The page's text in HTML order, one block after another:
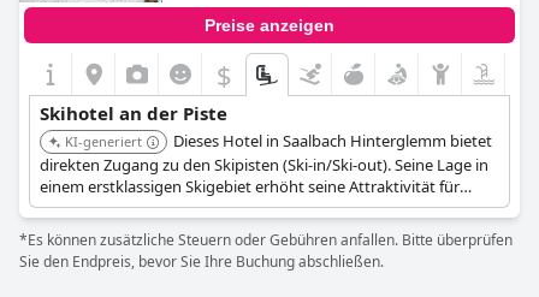
Preise anzeigen
$
Skihotel an der Piste
KI-generiert
Dieses Hotel in Saalbach Hinterglemm bietet
direkten Zugang zu den Skipisten (Ski-in/Ski-out). Seine Lage in
einem erstklassigen Skigebiet erhöht seine Attraktivität für
Skibegeisterte.
*Es können zusätzliche Steuern oder Gebühren anfallen. Bitte überprüfen
Sie den Endpreis, bevor Sie Ihre Buchung abschließen.